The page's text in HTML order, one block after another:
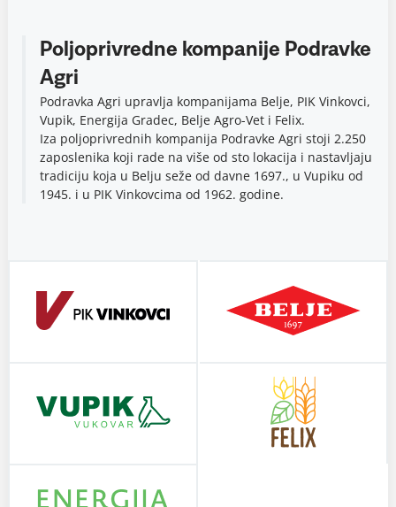
Poljoprivredne kompanije Podravke
Agri
Podravka Agri upravlja kompanijama Belje, PIK Vinkovci,
Vupik, Energija Gradec, Belje Agro-Vet i Felix.
Iza poljoprivrednih kompanija Podravke Agri stoji 2.250
zaposlenika koji rade na više od sto lokacija i nastavljaju
tradiciju koja u Belju seže od davne 1697., u Vupiku od
1945. i u PIK Vinkovcima od 1962. godine.